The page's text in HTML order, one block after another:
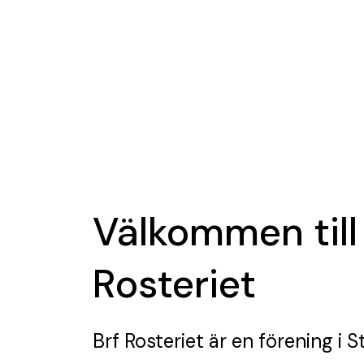
Välkommen
Rosteriet
Brf Rosteriet är en förening i